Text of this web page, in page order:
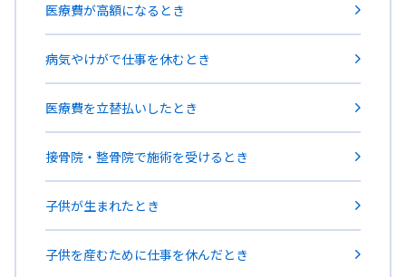
医療費が高額になるとき
病気やけがで仕事を休むとき
医療費を立替払いしたとき
接骨院・整骨院で施術を受けるとき
子供が生まれたとき
子供を産むために仕事を休んだとき